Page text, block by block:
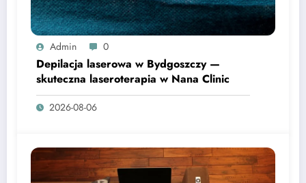
Admin 0
Depilacja laserowa w Bydgoszczy —
skuteczna laseroterapia w Nana Clinic
2026-08-06